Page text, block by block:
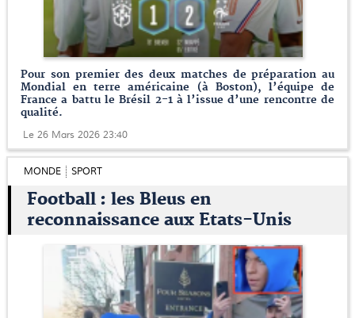
Pour son premier des deux matches de préparation au
Mondial en terre américaine (à Boston), l’équipe de
France a battu le Brésil 2-1 à l’issue d’une rencontre de
qualité.
Le 26 Mars 2026 23:40
MONDE SPORT
Football : les Bleus en
reconnaissance aux Etats-Unis